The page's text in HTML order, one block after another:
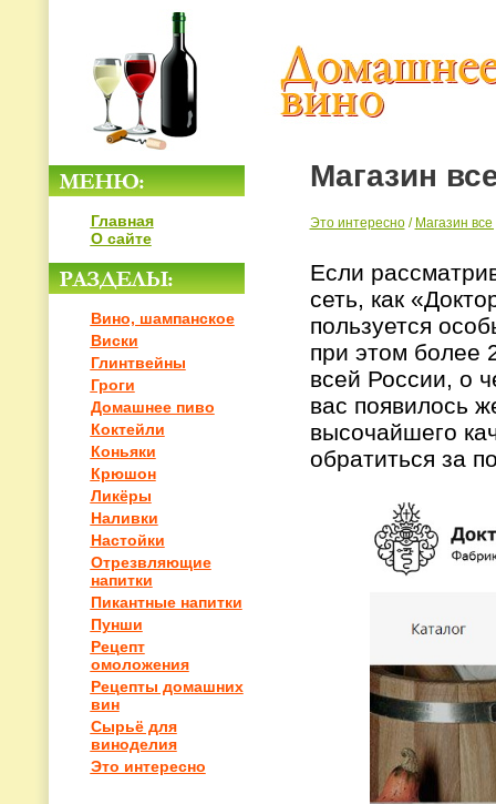
Главная
О сайте
Вино, шампанское
Виски
Глинтвейны
Гроги
Домашнее пиво
Коктейли
Коньяки
Крюшон
Ликёры
Наливки
Настойки
Отрезвляющие
напитки
Пикантные напитки
Пунши
Рецепт
омоложения
Рецепты домашних
вин
Сырьё для
виноделия
Это интересно
Магазин
Это интересно/ Магазин
Если
сеть, как
пользуется
при этом более
всей России, о
вас появилось
высочайшего
обратиться за